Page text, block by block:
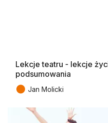
Lekcje teatru - lekcje
podsumowania
● Jan Molicki